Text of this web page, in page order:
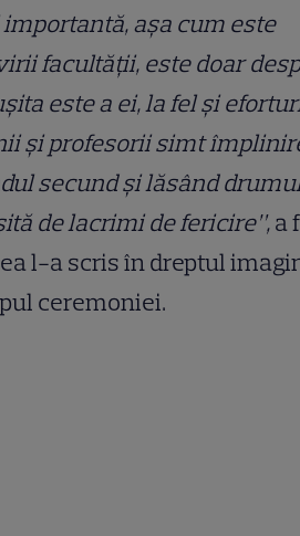
așa cum este
facultății, este doar
este a ei, la fel și
și profesorii simt
secund și lăsând
de lacrimi de fericire”,a
l-a scris în dreptul
ceremoniei.